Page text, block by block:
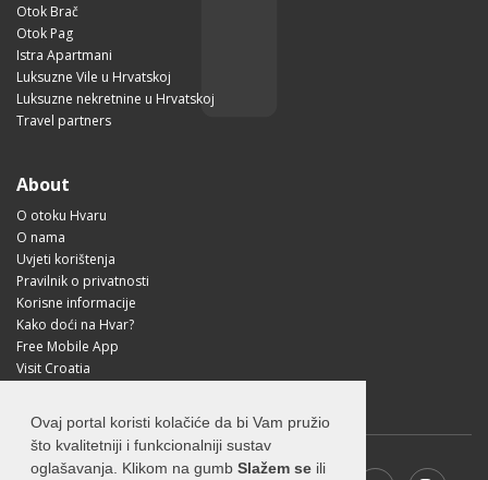
Ovaj portal koristi kolačiće da bi Vam pružio
što kvalitetniji i funkcionalniji sustav
oglašavanja. Klikom na gumb Slažem se ili
Otok Brač
Otok Pag
Istra Apartmani
Luksuzne Vile u Hrvatskoj
Luksuzne nekretnine u Hrvatskoj
Travel partners
About
O otoku Hvaru
O nama
Uvjeti korištenja
Pravilnik o privatnosti
Korisne informacije
Kako doći na Hvar?
Free Mobile App
Visit Croatia